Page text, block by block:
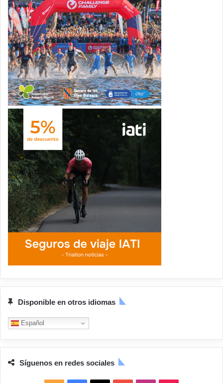
Disponible en otros idiomas
Español
Síguenos en redes sociales